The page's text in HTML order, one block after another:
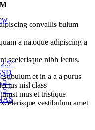
convallis bulum
a natoque adipiscing a
scelerisque nibh lectus.
et in a a a purus
nisl class
mus et tristique
vestibulum amet